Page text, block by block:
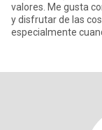
valores. Me gusta
y disfrutar de las
especialmente